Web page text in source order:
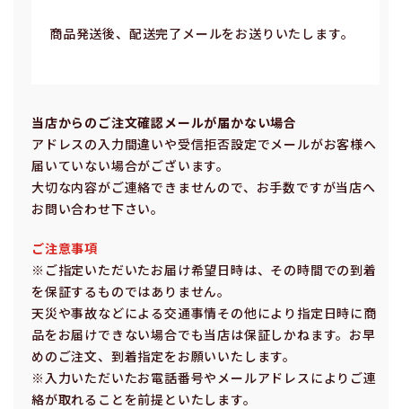
商品発送後、配送完了メールをお送りいたします。
当店からのご注⽂確認メールが届かない場合
アドレスの⼊⼒間違いや受信拒否設定でメールがお客様へ
届いていない場合がございます。
⼤切な内容がご連絡できませんので、お⼿数ですが当店へ
お問い合わせ下さい。
ご注意事項
※ご指定いただいたお届け希望⽇時は、その時間での到着
を保証するものではありません。
天災や事故などによる交通事情その他により指定⽇時に商
品をお届けできない場合でも当店は保証しかねます。お早
めのご注⽂、到着指定をお願いいたします。
※⼊⼒いただいたお電話番号やメールアドレスによりご連
絡が取れることを前提といたします。